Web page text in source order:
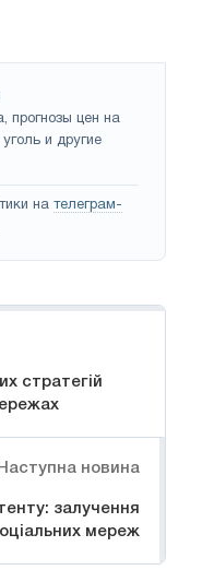
прогнозы цен на
и другие
на телеграм-
стратегій
Наступна новина
залучення
мереж